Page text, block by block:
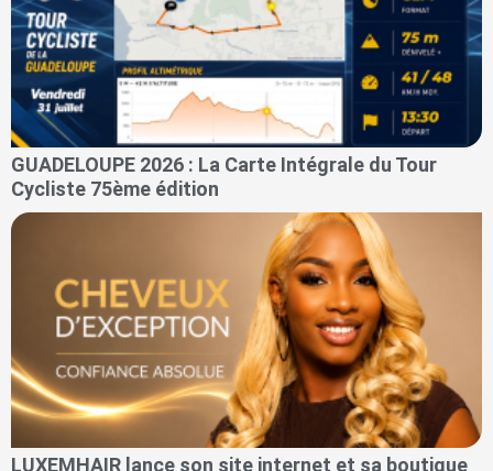
GUADELOUPE 2026 : La Carte Intégrale du Tour
Cycliste 75ème édition
LUXEMHAIR lance son site internet et sa boutique